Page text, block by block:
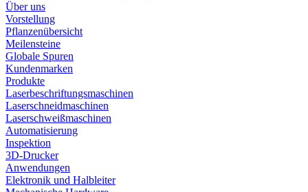
Über uns
Vorstellung
Pflanzenübersicht
Meilensteine
Globale Spuren
Kundenmarken
Produkte
Laserbeschriftungsmaschinen
Laserschneidmaschinen
Laserschweißmaschinen
Automatisierung
Inspektion
3D-Drucker
Anwendungen
Elektronik und Halbleiter